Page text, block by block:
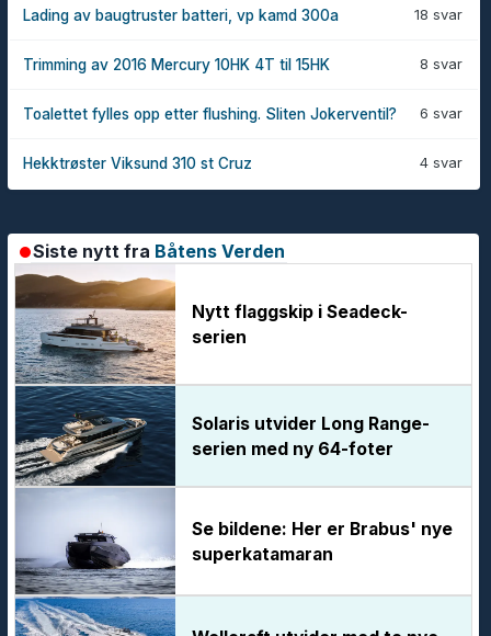
18 svar
Lading av baugtruster batteri, vp kamd 300a
8 svar
Trimming av 2016 Mercury 10HK 4T til 15HK
6 svar
Toalettet fylles opp etter flushing. Sliten Jokerventil?
4 svar
Hekktrøster Viksund 310 st Cruz
Siste nytt fra Båtens Verden
Nytt flaggskip i Seadeck-
serien
Solaris utvider Long Range-
serien med ny 64-foter
Se bildene: Her er Brabus' nye
superkatamaran